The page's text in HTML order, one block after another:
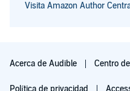
Visita Amazon Author
Acerca de Audible Centro
Política de privacidad